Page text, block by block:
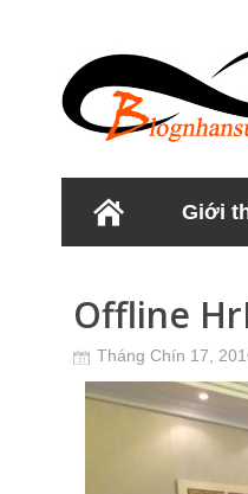
Giới
Offline
Tháng Chín 17,